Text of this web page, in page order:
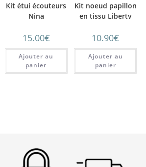
Kit étui écouteurs
Nina
15.00€
Ajouter au
panier
Kit noeud papillon
en tissu Liberty
10.90€
Ajouter au
panier